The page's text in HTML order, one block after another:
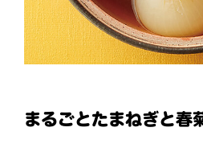
まるごとたまねぎと春